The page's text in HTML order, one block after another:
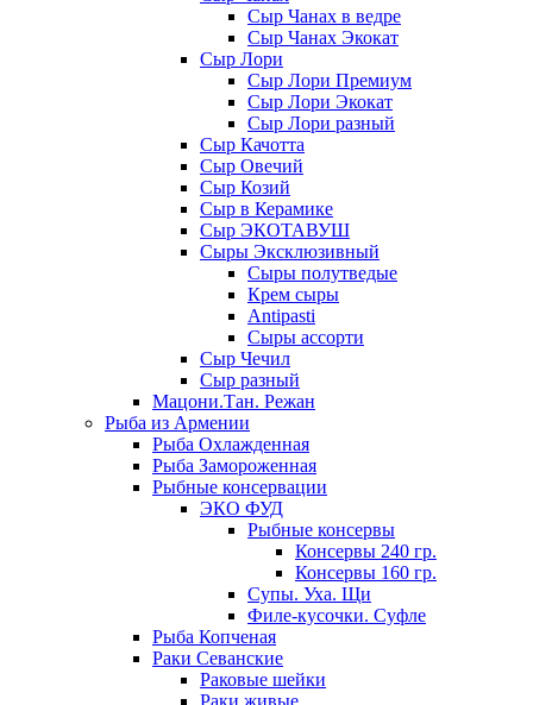
Сыр Чанах в ведре
Сыр Чанах Экокат
Сыр Лори
Сыр Лори Премиум
Сыр Лори Экокат
Сыр Лори разный
Сыр Качотта
Сыр Овечий
Сыр Козий
Сыр в Керамике
Сыр ЭКОТАВУШ
Сыры Эксклюзивный
Сыры полутведые
Крем сыры
Antipasti
Сыры ассорти
Сыр Чечил
Сыр разный
Мацони.Тан. Режан
Рыба из Армении
Рыба Охлажденная
Рыба Замороженная
Рыбные консервации
ЭКО ФУД
Рыбные консервы
Консервы 240 гр.
Консервы 160 гр.
Супы. Уха. Щи
Филе-кусочки. Суфле
Рыба Копченая
Раки Севанские
Раковые шейки
Раки живые